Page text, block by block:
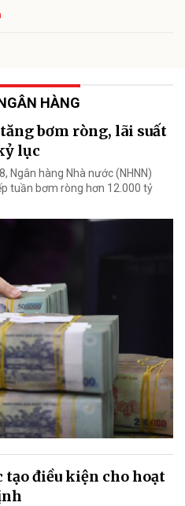
HÀNG
bơm ròng, lãi suất
lục
Ngân hàng Nhà nước (NHNN)
tuần bơm ròng hơn 12.000 tỷ
điều kiện cho hoạt